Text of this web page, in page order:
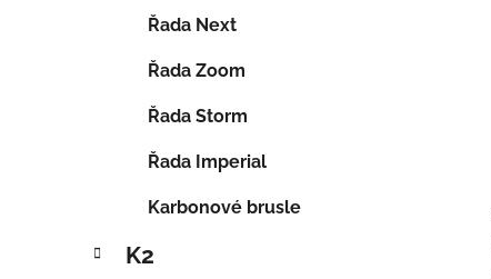
Řada Next
Řada Zoom
Řada Storm
Řada Imperial
Karbonové brusle
K2